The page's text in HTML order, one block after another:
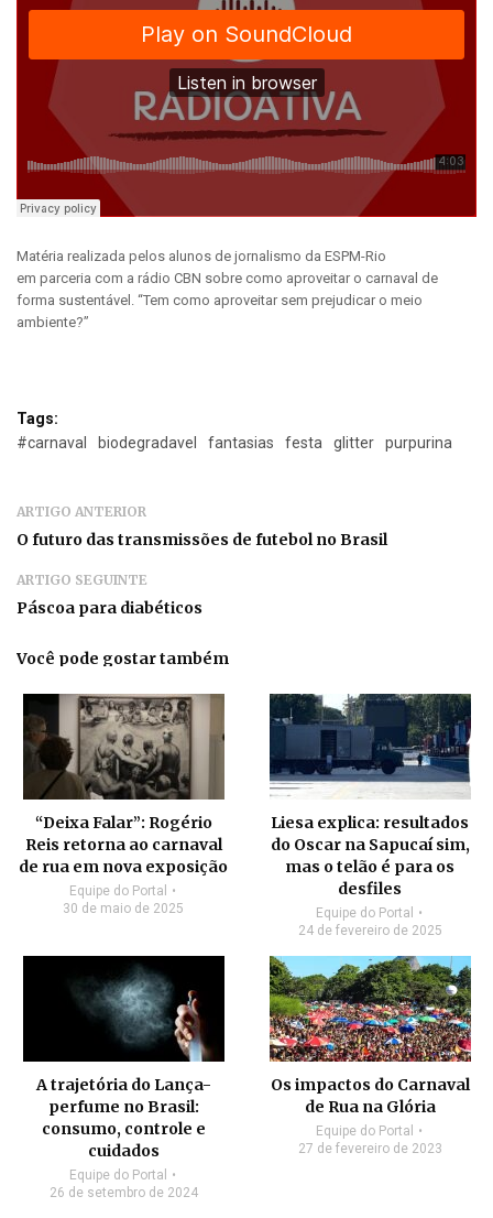
Matéria realizada pelos alunos de jornalismo da ESPM-Rio
em parceria com a rádio CBN sobre como aproveitar o carnaval de
forma sustentável. “Tem como aproveitar sem prejudicar o meio
ambiente?”
Tags:
#carnaval
biodegradavel fantasias festa glitter purpurina
ARTIGO ANTERIOR
O futuro das transmissões de futebol no Brasil
ARTIGO SEGUINTE
Páscoa para diabéticos
Você pode gostar também
“Deixa Falar”: Rogério
Reis retorna ao carnaval
de rua em nova exposição
Equipe do Portal
30 de maio de 2025
Liesa explica: resultados
do Oscar na Sapucaí sim,
mas o telão é para os
desfiles
Equipe do Portal
24 de fevereiro de 2025
A trajetória do Lança-
perfume no Brasil:
consumo, controle e
cuidados
Equipe do Portal
26 de setembro de 2024
Os impactos do Carnaval
de Rua na Glória
Equipe do Portal
27 de fevereiro de 2023